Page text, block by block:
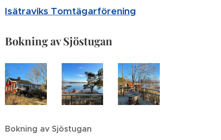
Isätraviks Tomtägarförening
Bokning av Sjöstugan
Bokning av Sjöstugan